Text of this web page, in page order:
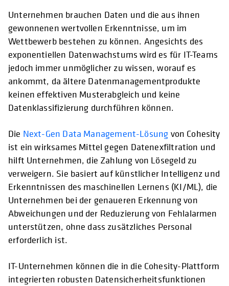
Unternehmen brauchen Daten und die aus ihnen
gewonnenen wertvollen Erkenntnisse, um im
Wettbewerb bestehen zu können. Angesichts des
exponentiellen Datenwachstums wird es für IT-Teams
jedoch immer unmöglicher zu wissen, worauf es
ankommt, da ältere Datenmanagementprodukte
keinen effektiven Musterabgleich und keine
Datenklassifizierung durchführen können.
Die Next-Gen Data Management-Lösung von Cohesity
ist ein wirksames Mittel gegen Datenexfiltration und
hilft Unternehmen, die Zahlung von Lösegeld zu
verweigern. Sie basiert auf künstlicher Intelligenz und
Erkenntnissen des maschinellen Lernens (KI/ML), die
Unternehmen bei der genaueren Erkennung von
Abweichungen und der Reduzierung von Fehlalarmen
unterstützen, ohne dass zusätzliches Personal
erforderlich ist.
IT-Unternehmen können die in die Cohesity-Plattform
integrierten robusten Datensicherheitsfunktionen